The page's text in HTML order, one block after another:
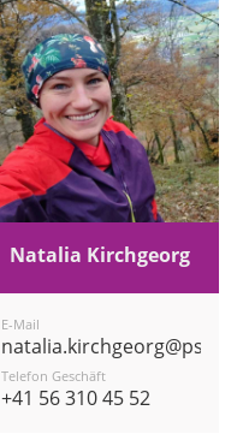
Natalia Kirchgeorg
E-Mail
natalia.kirchgeorg@psi.ch
Telefon Geschäft
+41 56 310 45 52